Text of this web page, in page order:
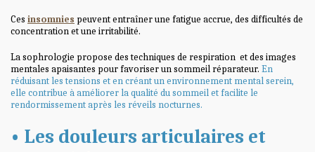
Ces insomnies peuvent entraîner une fatigue accrue, des difficultés de
concentration et une irritabilité.
La sophrologie propose des techniques de respiration et des images
mentales apaisantes pour favoriser un sommeil réparateur. En
réduisant les tensions et en créant un environnement mental serein,
elle contribue à améliorer la qualité du sommeil et facilite le
rendormissement après les réveils nocturnes.
• Les douleurs articulaires et